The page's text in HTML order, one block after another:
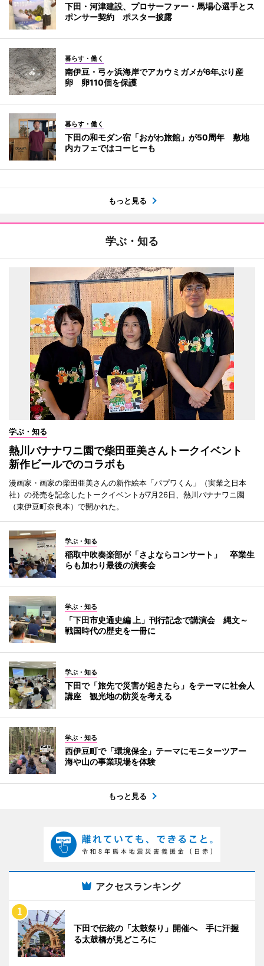
下田・河津建設、プロサーファー・馬場心選手とス
ポンサー契約 ポスター披露
暮らす・働く
南伊豆・弓ヶ浜海岸でアカウミガメが6年ぶり産
卵 卵110個を保護
暮らす・働く
下田の和モダン宿「おがわ旅館」が50周年 敷地
内カフェではコーヒーも
もっと見る
学ぶ・知る
学ぶ・知る
熱川バナナワニ園で柴田亜美さんトークイベント
新作ビールでのコラボも
漫画家・画家の柴田亜美さんの新作絵本「パプワくん」（実業之日本
社）の発売を記念したトークイベントが7月26日、熱川バナナワニ園
（東伊豆町奈良本）で開かれた。
学ぶ・知る
稲取中吹奏楽部が「さよならコンサート」 卒業生
らも加わり最後の演奏会
学ぶ・知る
「下田市史通史編 上」刊行記念で講演会 縄文～
戦国時代の歴史を一冊に
学ぶ・知る
下田で「旅先で災害が起きたら」をテーマに社会人
講座 観光地の防災を考える
学ぶ・知る
西伊豆町で「環境保全」テーマにモニターツアー
海や山の事業現場を体験
もっと見る
アクセスランキング
下田で伝統の「太鼓祭り」開催へ 手に汗握
る太鼓橋が見どころに